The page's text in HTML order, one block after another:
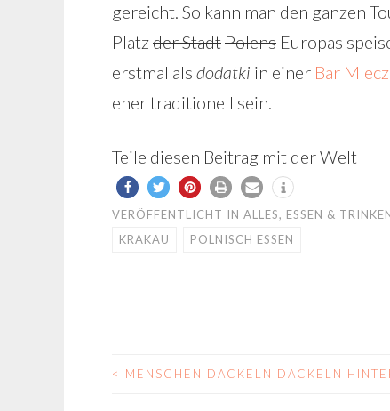
gereicht. So kann man den ganzen
Platzder StadtPolens Europas
erstmal als dodatki in einer Bar
eher traditionell sein.
Teile diesen Beitrag mit der Welt
VERÖFFENTLICHT IN ALLES, ESSEN &
KRAKAU
POLNISCH ESSEN
BEITRAGS-
< MENSCHEN DACKELN DACKELN